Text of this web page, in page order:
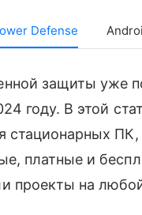
Defense
защиты уже
году. В этой
стационарных
платные и
проекты на